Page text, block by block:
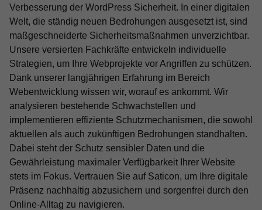
Verbesserung der WordPress Sicherheit. In einer digitalen
Welt, die ständig neuen Bedrohungen ausgesetzt ist, sind
maßgeschneiderte Sicherheitsmaßnahmen unverzichtbar.
Unsere versierten Fachkräfte entwickeln individuelle
Strategien, um Ihre Webprojekte vor Angriffen zu schützen.
Dank unserer langjährigen Erfahrung im Bereich
Webentwicklung wissen wir, worauf es ankommt. Wir
analysieren bestehende Schwachstellen und
implementieren effiziente Schutzmechanismen, die sowohl
aktuellen als auch zukünftigen Bedrohungen standhalten.
Dabei steht der Schutz sensibler Daten und die
Gewährleistung maximaler Verfügbarkeit Ihrer Website
stets im Fokus. Vertrauen Sie auf Saticon, um Ihre digitale
Präsenz nachhaltig abzusichern und sorgenfrei durch den
Online-Alltag zu navigieren.